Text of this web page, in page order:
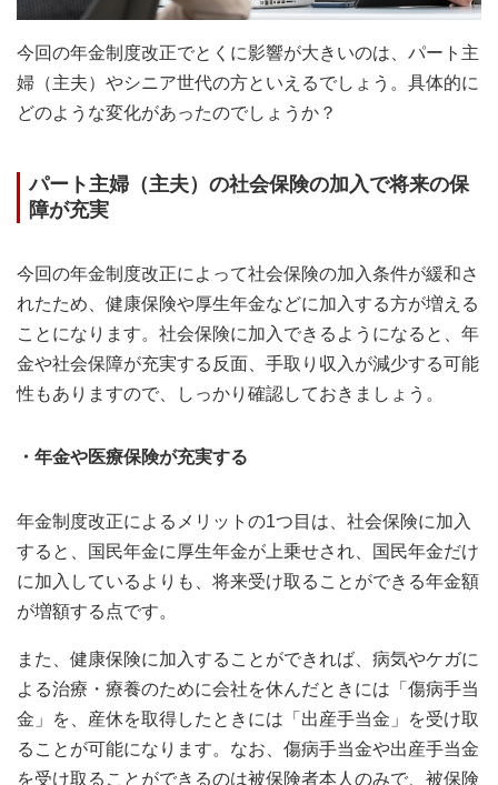
今回の年金制度改正でとくに影響が大きいのは、パート主
婦（主夫）やシニア世代の方といえるでしょう。具体的に
どのような変化があったのでしょうか？
パート主婦（主夫）の社会保険の加入で将来の保
障が充実
今回の年金制度改正によって社会保険の加入条件が緩和さ
れたため、健康保険や厚生年金などに加入する方が増える
ことになります。社会保険に加入できるようになると、年
金や社会保障が充実する反面、手取り収入が減少する可能
性もありますので、しっかり確認しておきましょう。
・年金や医療保険が充実する
年金制度改正によるメリットの1つ目は、社会保険に加入
すると、国民年金に厚生年金が上乗せされ、国民年金だけ
に加入しているよりも、将来受け取ることができる年金額
が増額する点です。
また、健康保険に加入することができれば、病気やケガに
よる治療・療養のために会社を休んだときには「傷病手当
金」を、産休を取得したときには「出産手当金」を受け取
ることが可能になります。なお、傷病手当金や出産手当金
を受け取ることができるのは被保険者本人のみで、被保険